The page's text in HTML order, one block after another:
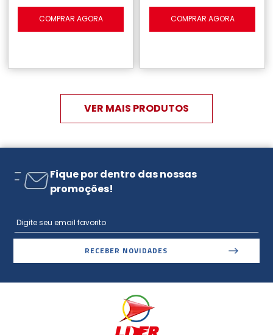
COMPRAR AGORA COMPRAR AGORA
Fique por dentro das nossas
promoções!
RECEBER NOVIDADES